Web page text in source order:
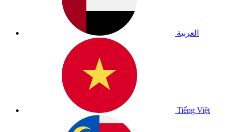
العربية
Tiếng Việt